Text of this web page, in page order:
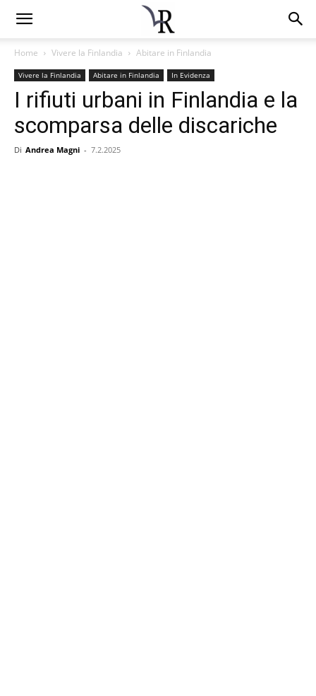
Home Vivere la Finlandia Abitare in Finlandia
Vivere la Finlandia Abitare in Finlandia In Evidenza
I rifiuti urbani in Finlandia e la
scomparsa delle discariche
Di Andrea Magni - 7.2.2025